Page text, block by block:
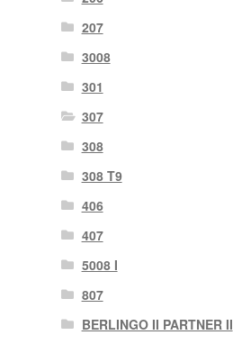
207
3008
301
307
308
308 T9
406
407
5008 I
807
BERLINGO II PARTNER II